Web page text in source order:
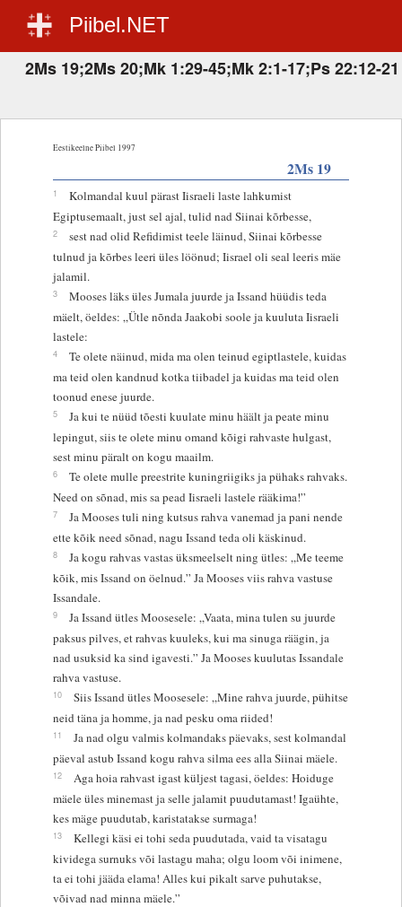
Piibel.NET
2Ms 19;2Ms 20;Mk 1:29-45;Mk 2:1-17;Ps 22:12-21
Eestikeelne Piibel 1997
2Ms 19
1
Kolmandal kuul pärast Iisraeli laste lahkumist
Egiptusemaalt, just sel ajal, tulid nad Siinai kõrbesse,
2
sest nad olid Refidimist teele läinud, Siinai kõrbesse
tulnud ja kõrbes leeri üles löönud; Iisrael oli seal leeris mäe
jalamil.
3
Mooses läks üles Jumala juurde ja Issand hüüdis teda
mäelt, öeldes: „Ütle nõnda Jaakobi soole ja kuuluta Iisraeli
lastele:
4
Te olete näinud, mida ma olen teinud egiptlastele, kuidas
ma teid olen kandnud kotka tiibadel ja kuidas ma teid olen
toonud enese juurde.
5
Ja kui te nüüd tõesti kuulate minu häält ja peate minu
lepingut, siis te olete minu omand kõigi rahvaste hulgast,
sest minu päralt on kogu maailm.
6
Te olete mulle preestrite kuningriigiks ja pühaks rahvaks.
Need on sõnad, mis sa pead Iisraeli lastele rääkima!”
7
Ja Mooses tuli ning kutsus rahva vanemad ja pani nende
ette kõik need sõnad, nagu Issand teda oli käskinud.
8
Ja kogu rahvas vastas üksmeelselt ning ütles: „Me teeme
kõik, mis Issand on öelnud.” Ja Mooses viis rahva vastuse
Issandale.
9
Ja Issand ütles Moosesele: „Vaata, mina tulen su juurde
paksus pilves, et rahvas kuuleks, kui ma sinuga räägin, ja
nad usuksid ka sind igavesti.” Ja Mooses kuulutas Issandale
rahva vastuse.
10
Siis Issand ütles Moosesele: „Mine rahva juurde, pühitse
neid täna ja homme, ja nad pesku oma riided!
11
Ja nad olgu valmis kolmandaks päevaks, sest kolmandal
päeval astub Issand kogu rahva silma ees alla Siinai mäele.
12
Aga hoia rahvast igast küljest tagasi, öeldes: Hoiduge
mäele üles minemast ja selle jalamit puudutamast! Igaühte,
kes mäge puudutab, karistatakse surmaga!
13
Kellegi käsi ei tohi seda puudutada, vaid ta visatagu
kividega surnuks või lastagu maha; olgu loom või inimene,
ta ei tohi jääda elama! Alles kui pikalt sarve puhutakse,
võivad nad minna mäele.”